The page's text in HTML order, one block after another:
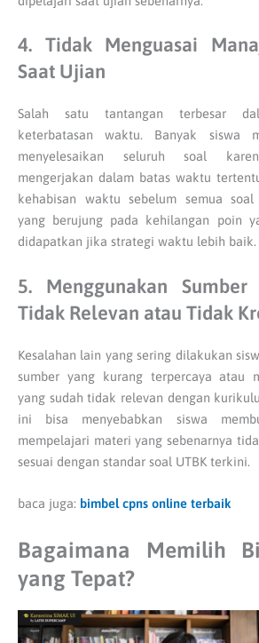
4. Tidak Menguasai
Saat Ujian
Salah satu tantangan terbesar
keterbatasan waktu. Banyak siswa
menyelesaikan seluruh soal
mengerjakan dalam batas waktu
kehabisan waktu sebelum semua
yang berujung pada kehilangan poin
didapatkan jika strategi waktu lebih baik.
5. Menggunakan
Tidak Relevan atau Tidak
Kesalahan lain yang sering dilakukan
sumber yang kurang terpercaya atau
yang sudah tidak relevan dengan
ini bisa menyebabkan siswa
mempelajari materi yang sebenarnya
sesuai dengan standar soal UTBK terkini.
baca juga: bimbel cpns online terbaik
Bagaimana Memilih
yang Tepat?